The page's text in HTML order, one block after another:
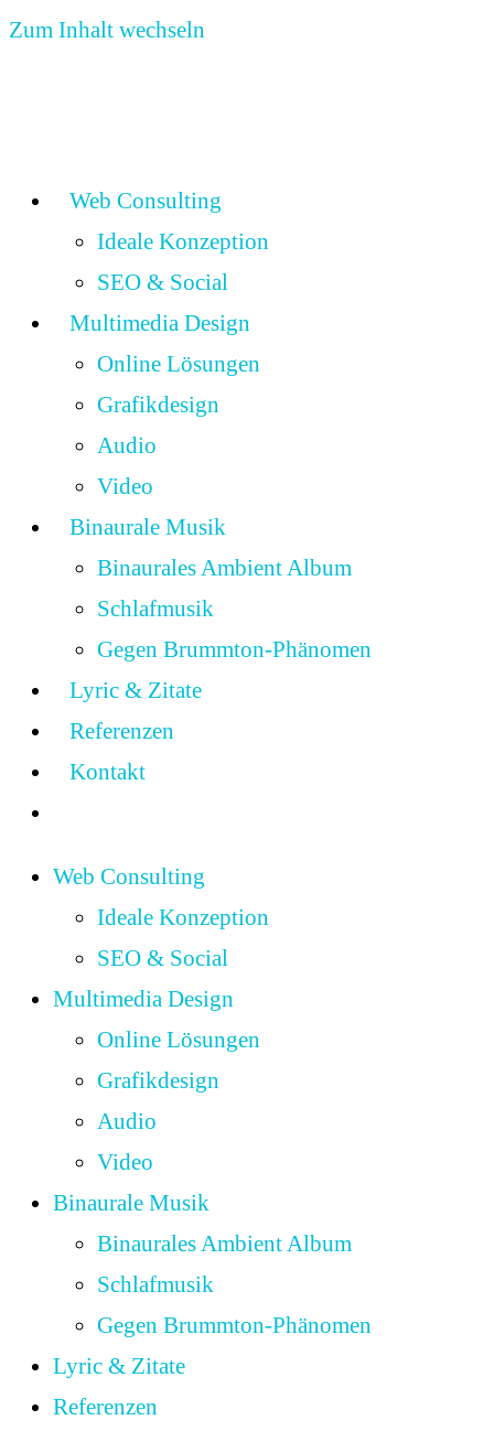
Zum Inhalt wechseln
Web Consulting
Ideale Konzeption
SEO & Social
Multimedia Design
Online Lösungen
Grafikdesign
Audio
Video
Binaurale Musik
Binaurales Ambient Album
Schlafmusik
Gegen Brummton-Phänomen
Lyric & Zitate
Referenzen
Kontakt
Web Consulting
Ideale Konzeption
SEO & Social
Multimedia Design
Online Lösungen
Grafikdesign
Audio
Video
Binaurale Musik
Binaurales Ambient Album
Schlafmusik
Gegen Brummton-Phänomen
Lyric & Zitate
Referenzen